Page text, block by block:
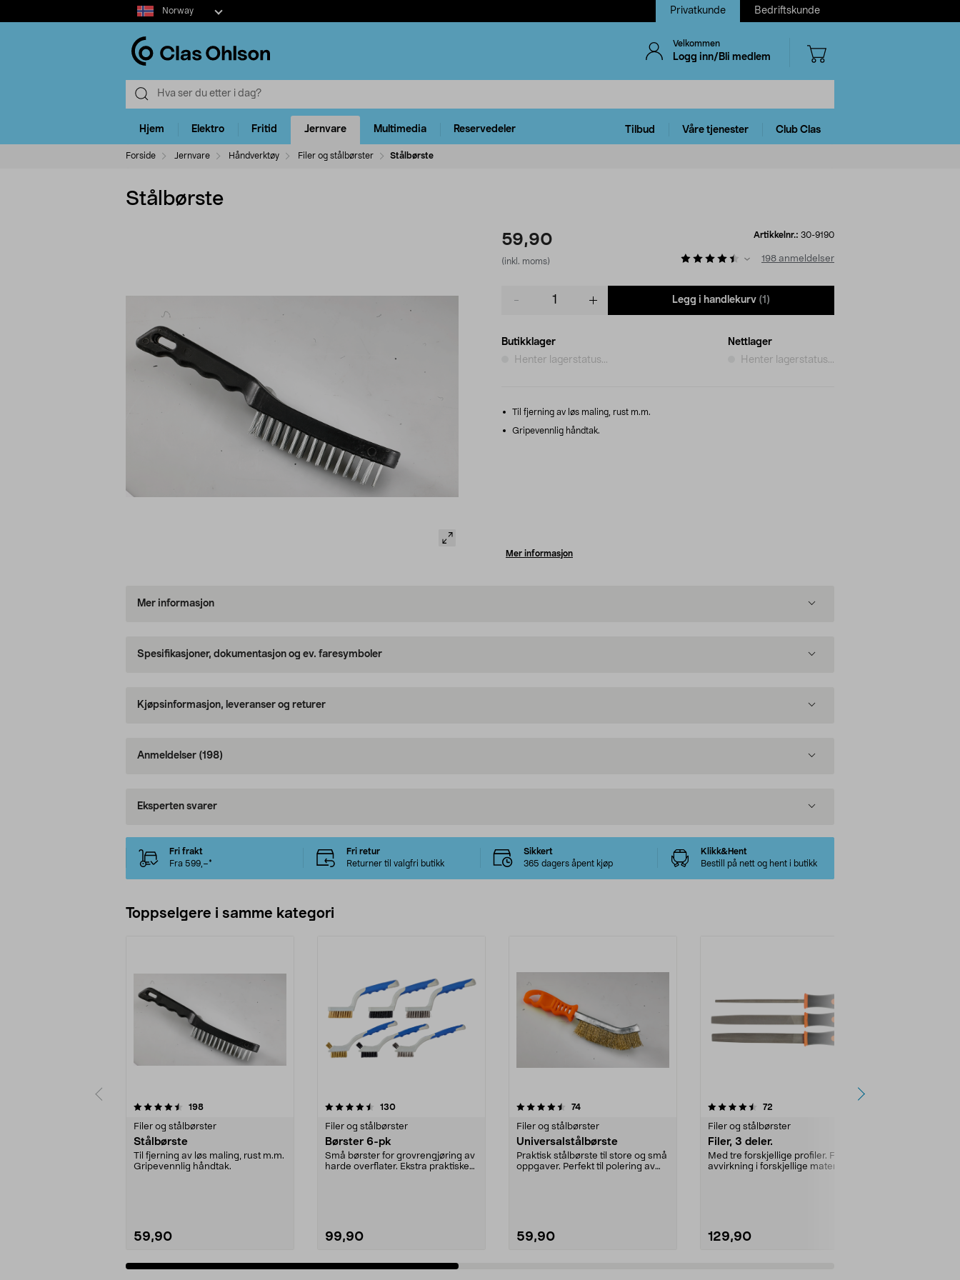
Select
market
Norway Privatkunde Bedriftskunde
Velkommen
Logg inn/Bli medlem
Hjem Elektro Fritid Jernvare Multimedia Reservedeler Tilbud Våre tjenester Club Clas
Forside Jernvare Håndverktøy Filer og stålbørster Stålbørste
Stålbørste
59,90
(inkl. moms)
Artikkelnr.: 30-9190
198 anmeldelser
Legg i handlekurv (1)
Butikklager
Henter lagerstatus...
Nettlager
Henter lagerstatus...
Til fjerning av løs maling, rust m.m.
Gripevennlig håndtak.
Mer informasjon
Mer informasjon
Spesifikasjoner, dokumentasjon og ev. faresymboler
Kjøpsinformasjon, leveranser og returer
Anmeldelser (198)
Eksperten svarer
Fri frakt
Fra 599,–*
Fri retur
Returner til valgfri butikk
Sikkert
365 dagers åpent kjøp
Klikk&Hent
Bestill på nett og hent i butikk
Toppselgere i samme kategori
198anmeldelser
Filer og stålbørster
Stålbørste
Til fjerning av løs maling, rust m.m.
Gripevennlig håndtak.
59,90
4.5 av 5 stjerner 130anmeldelser
Filer og stålbørster
Børster 6-pk
Små børster for grovrengjøring av
harde overflater. Ekstra praktiske
99,90
4.5 av 5 stjerner 74anmeldelser
Filer og stålbørster
Universalstålbørste
Praktisk stålbørste til store og små
oppgaver. Perfekt til polering av
59,90
4.5 av 5 stjerner 72
Filer og stålbørster
Filer, 3 deler.
Med tre forskjellige profiler. For
avvirkning i forskjellige materialer,
129,90
4.0 av 5 stjerner